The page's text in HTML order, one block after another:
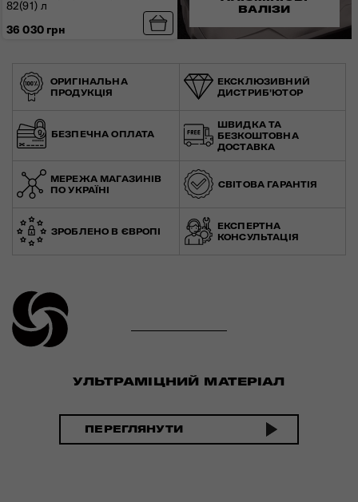
82(91) л
36 030 грн
ВАЛІЗИ
ОРИГІНАЛЬНА
ПРОДУКЦІЯ
ЕКСКЛЮЗИВНИЙ
ДИСТРИБ'ЮТОР
БЕЗПЕЧНА ОПЛАТА
ШВИДКА ТА
БЕЗКОШТОВНА
ДОСТАВКА
МЕРЕЖА МАГАЗИНІВ
ПО УКРАЇНІ
СВІТОВА ГАРАНТІЯ
ЗРОБЛЕНО В ЄВРОПІ
ЕКСПЕРТНА
КОНСУЛЬТАЦІЯ
УЛЬТРАМІЦНИЙ МАТЕРІАЛ
ПЕРЕГЛЯНУТИ